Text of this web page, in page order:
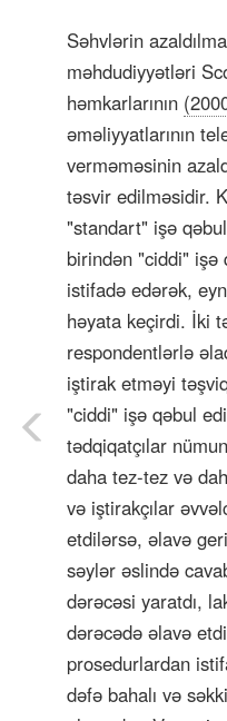
Səhvlərin
məhdudiyyətləri
həmkarlarının
əməliyyatlarının
verməməsinin
təsvir edilməsidir.
"standart" işə
birindən "ciddi" işə
istifadə edərək,
həyata keçirdi. İki
respondentlərlə
iştirak etməyi
"ciddi" işə qəbul
tədqiqatçılar
daha tez-tez və
və iştirakçılar
etdilərsə, əlavə
səylər əslində
dərəcəsi yaratdı,
dərəcədə əlavə
prosedurlardan
dəfə bahalı və